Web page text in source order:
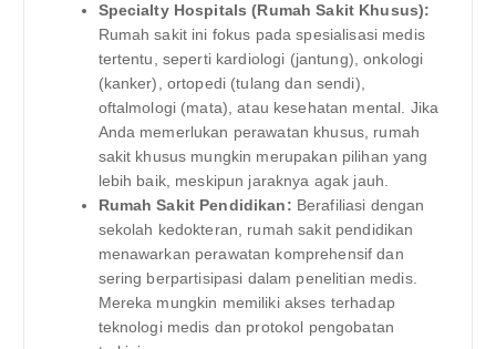
Specialty Hospitals (Rumah Sakit Khusus):
Rumah sakit ini fokus pada spesialisasi medis
tertentu, seperti kardiologi (jantung), onkologi
(kanker), ortopedi (tulang dan sendi),
oftalmologi (mata), atau kesehatan mental. Jika
Anda memerlukan perawatan khusus, rumah
sakit khusus mungkin merupakan pilihan yang
lebih baik, meskipun jaraknya agak jauh.
Rumah Sakit Pendidikan: Berafiliasi dengan
sekolah kedokteran, rumah sakit pendidikan
menawarkan perawatan komprehensif dan
sering berpartisipasi dalam penelitian medis.
Mereka mungkin memiliki akses terhadap
teknologi medis dan protokol pengobatan